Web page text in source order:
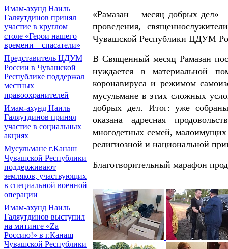
Имам-ахунд Наиль
Галяутдинов принял
участие в круглом
столе «Герои нашего
времени – спасатели»
Представитель ЦДУМ
России в Чувашской
Республике поддержал
местных
правоохранителей
Имам-ахунд Наиль
Галяутдинов принял
участие в социальных
акциях
Мусульмане г.Канаш
Чувашской Республики
поддерживают
земляков, участвующих
в специальной военной
операции
Имам-ахунд Наиль
Галяутдинов выступил
на митинге «Zа
Россию!» в г.Канаш
Чувашской Республики
«Рамазан – месяц добрых дел»
проведения,
Чувашской Республики ЦДУМ
В Священный месяц Рамазан
нуждается в материальной
коронавируса и режимом
мусульмане в этих сложных
добрых дел. Итог: уже
оказана адресная
многодетных семей,
религиозной и национальной
Благотворительный марафон